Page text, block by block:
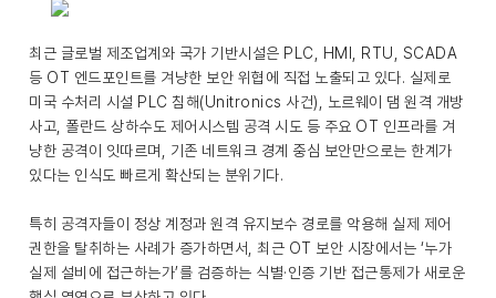
최근 글로벌 제조업계와 국가 기반시설은 PLC, HMI, RTU, SCADA
등 OT 엔드포인트를 겨냥한 보안 위협에 직접 노출되고 있다. 실제로
미국 수처리 시설 PLC 침해(Unitronics 사건), 노르웨이 댐 원격 개방
사고, 폴란드 상하수도 제어시스템 공격 시도 등 주요 OT 인프라를 겨
냥한 공격이 잇따르며, 기존 네트워크 경계 중심 보안만으로는 한계가
있다는 인식도 빠르게 확산되는 분위기다.
특히 공격자들이 정상 계정과 원격 유지보수 경로를 악용해 실제 제어
권한을 탈취하는 사례가 증가하면서, 최근 OT 보안 시장에서는 ‘누가
실제 설비에 접근하는가’를 검증하는 식별·인증 기반 접근통제가 새로운